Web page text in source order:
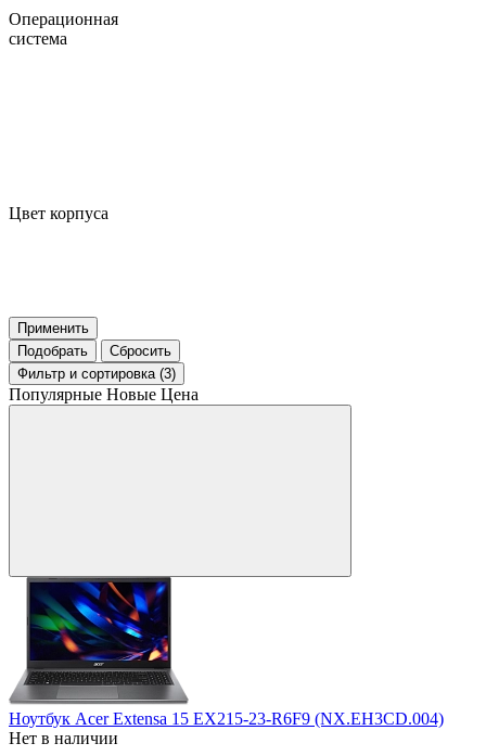
Операционная
система
Цвет корпуса
Применить
Подобрать
Сбросить
Фильтр и сортировка (3)
Популярные Новые Цена
Ноутбук Acer Extensa 15 EX215-23-R6F9 (NX.EH3CD.004)
Нет в наличии